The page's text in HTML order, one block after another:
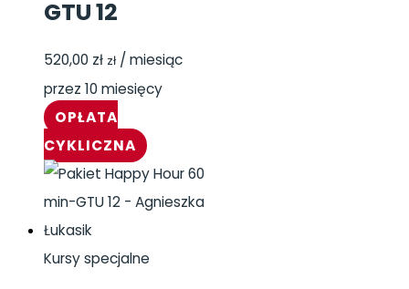
GTU 12
520,00 zł zł / miesiąc
przez 10 miesięcy
OPŁATA
CYKLICZNA
Kursy specjalne